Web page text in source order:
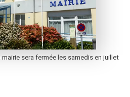
sera fermée les samedis en juillet